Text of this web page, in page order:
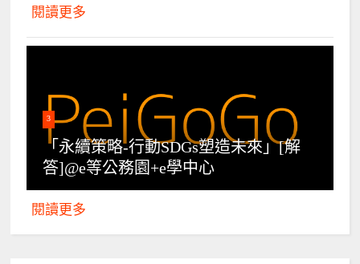
閱讀更多
3
「永續策略-行動SDGs塑造未來」[解
答]@e等公務園+e學中心
閱讀更多